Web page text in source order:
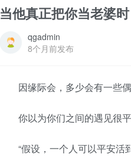
当他真正把你当老婆
qgadmin
8个月前发布
因缘际会，多少会有一些偶
你以为你们之间的遇见很平
“假设，一个人可以平安活